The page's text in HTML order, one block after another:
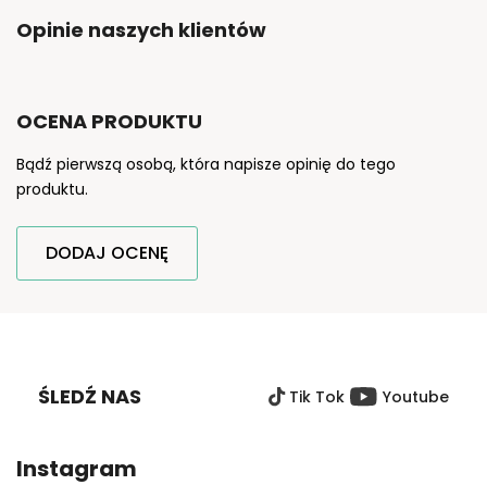
Opinie naszych klientów
OCENA PRODUKTU
Bądź pierwszą osobą, która napisze opinię do tego
produktu.
DODAJ OCENĘ
ŚLEDŹ NAS Tik Tok Youtube
Instagram